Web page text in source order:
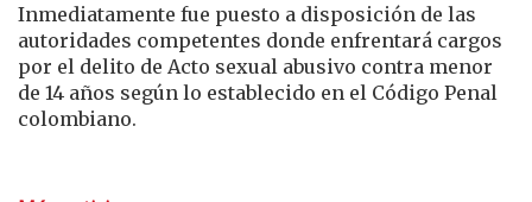
Inmediatamente fue puesto a disposición de las
autoridades competentes donde enfrentará cargos
por el delito de Acto sexual abusivo contra menor
de 14 años según lo establecido en el Código Penal
colombiano.